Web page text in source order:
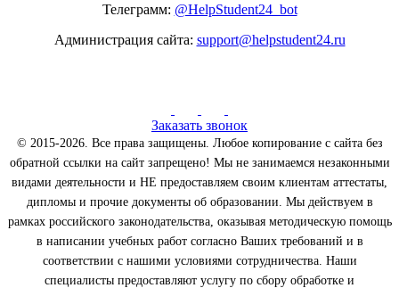
Телеграмм: @HelpStudent24_bot
Администрация сайта: support@helpstudent24.ru
Заказать звонок
© 2015-2026. Все права защищены. Любое копирование с сайта без
обратной ссылки на сайт запрещено! Мы не занимаемся незаконными
видами деятельности и НЕ предоставляем своим клиентам аттестаты,
дипломы и прочие документы об образовании. Мы действуем в
рамках российского законодательства, оказывая методическую помощь
в написании учебных работ согласно Ваших требований и в
соответствии с нашими условиями сотрудничества. Наши
специалисты предоставляют услугу по сбору обработке и